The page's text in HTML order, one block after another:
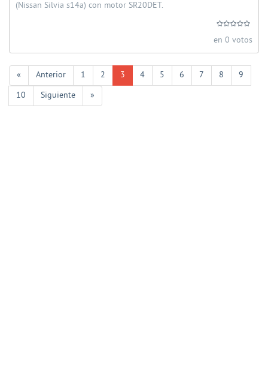
(Nissan Silvia s14a) con motor SR20DET.
en 0 votos
« Anterior 1 2 3 4 5 6 7 8
9
10
Siguiente »